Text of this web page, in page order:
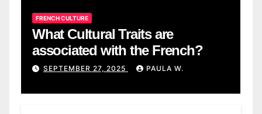
FRENCH CULTURE
What Cultural Traits are
associated with the French?
SEPTEMBER 27, 2025 PAULA W.